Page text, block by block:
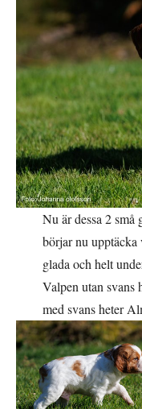
Nu är dessa 2 små
börjar nu upptäcka
glada och helt
Valpen utan svans
med svans heter